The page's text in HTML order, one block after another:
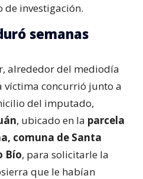
de investigación.
semanas
alrededor del mediodía
víctima concurrió junto a
del imputado,
, ubicado en la parcela
comuna de Santa
Bío, para solicitarle la
que le habían